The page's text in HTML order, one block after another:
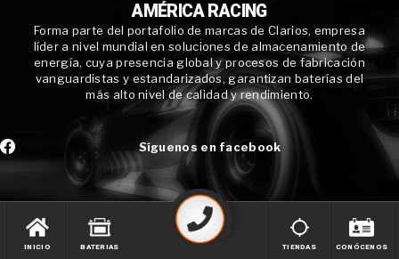
AMÉRICA RACING
Forma parte del portafolio de marcas de Clarios, empresa
líder a nivel mundial en soluciones de almacenamiento de
energía, cuya presencia global y procesos de fabricación
vanguardistas y estandarizados, garantizan baterías del
más alto nivel de calidad y rendimiento.
Síguenos en facebook
INICIO BATERIAS TIENDAS CONÓCENOS